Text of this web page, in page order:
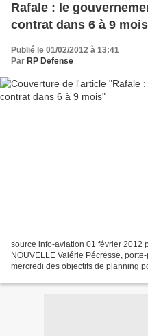
Rafale : le
contrat dans 6 à 9 mois
Publié le 01/02/2012 à 13:41
Par RP Defense
source info-aviation 01 février 2012
NOUVELLE Valérie Pécresse,
mercredi des objectifs de planning